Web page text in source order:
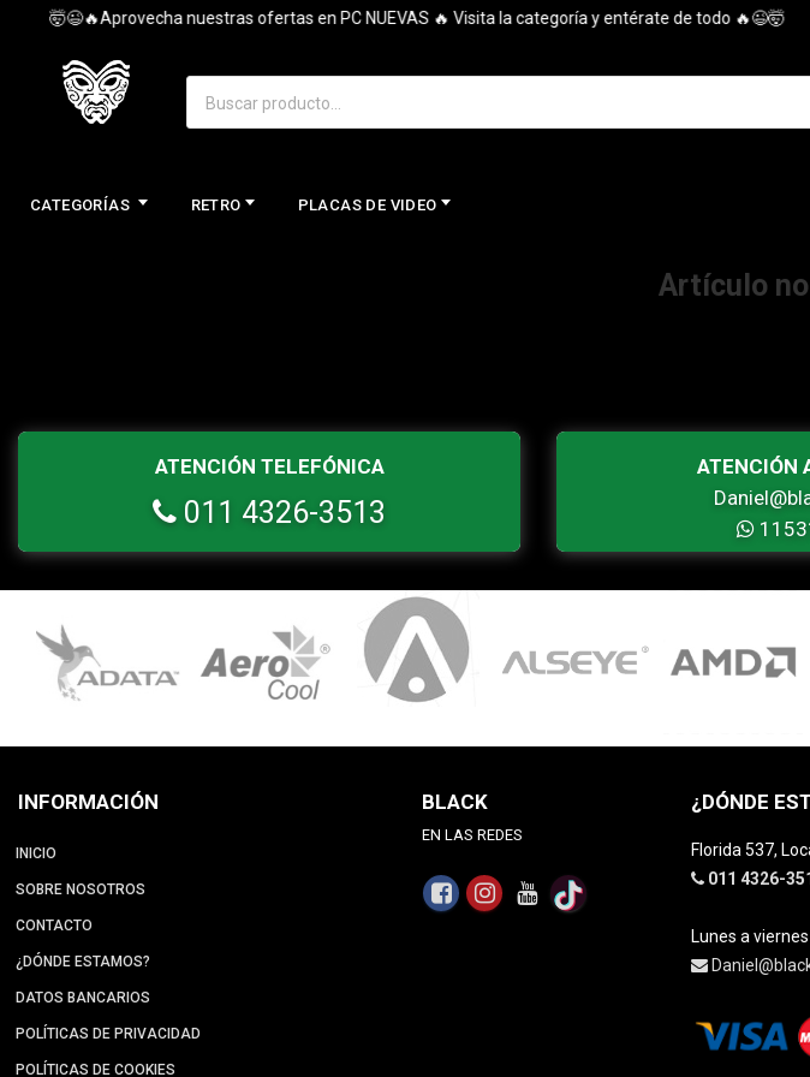
🤯😉🔥Aprovecha nuestras ofertas en PC NUEVAS 🔥 Visita la categoría y entérate de todo 🔥😉🤯
CATEGORÍAS RETRO PLACAS DE VIDEO
Artículo
ATENCIÓN TELEFÓNICA
011 4326-3513
ATENCIÓN
INFORMACIÓN
INICIO
SOBRE NOSOTROS
CONTACTO
¿DÓNDE ESTAMOS?
DATOS BANCARIOS
POLÍTICAS DE PRIVACIDAD
POLÍTICAS DE COOKIES
BLACK
EN LAS REDES
¿DÓNDE
Florida 537,
011 4326-
Lunes a